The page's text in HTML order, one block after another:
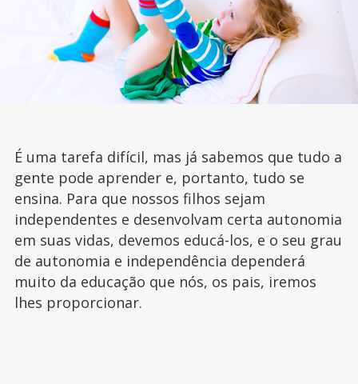
É uma tarefa difícil, mas já sabemos que tudo a
gente pode aprender e, portanto, tudo se
ensina. Para que nossos filhos sejam
independentes e desenvolvam certa autonomia
em suas vidas, devemos educá-los, e o seu grau
de autonomia e independência dependerá
muito da educação que nós, os pais, iremos
lhes proporcionar.